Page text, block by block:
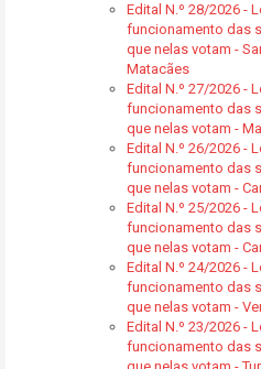
Edital N.º 28/2026 -
funcionamento das
que nelas votam -
Matacães
Edital N.º 27/2026 -
funcionamento das
que nelas votam -
Edital N.º 26/2026 -
funcionamento das
que nelas votam -
Edital N.º 25/2026 -
funcionamento das
que nelas votam -
Edital N.º 24/2026 -
funcionamento das
que nelas votam -
Edital N.º 23/2026 -
funcionamento das